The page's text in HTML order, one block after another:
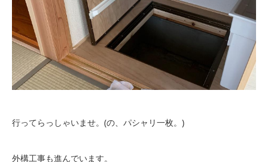
行ってらっしゃいませ。(の、パシャリ一枚。)
外構工事も進んでいます。